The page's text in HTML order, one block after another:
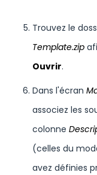
Trouvez le
Template.zip
Ouvrir.
Dans l'écran
associez les
colonne
(celles du
avez définies